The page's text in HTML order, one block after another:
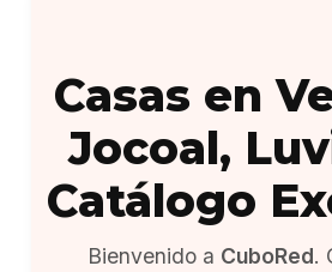
Casas en
Jocoal,
Catálogo
Bienvenido a CuboRed.